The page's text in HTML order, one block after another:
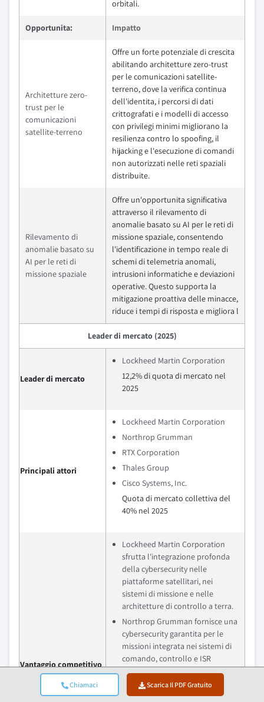
Chiamaci Scarica Il PDF Gratuito
orbitali.
Opportunita: Impatto
Architetture zero-
trust per le
comunicazioni
satellite-terreno
Offre un forte potenziale di crescita
abilitando architetture zero-trust
per le comunicazioni satellite-
terreno, dove la verifica continua
dell'identita, i percorsi di dati
crittografati e i modelli di accesso
con privilegi minimi migliorano la
resilienza contro lo spoofing, il
hijacking e l'esecuzione di comandi
non autorizzati nelle reti spaziali
distribuite.
Rilevamento di
anomalie basato su
AI per le reti di
missione spaziale
Offre un'opportunita significativa
attraverso il rilevamento di
anomalie basato su AI per le reti di
missione spaziale, consentendo
l'identificazione in tempo reale di
schemi di telemetria anomali,
intrusioni informatiche e deviazioni
operative. Questo supporta la
mitigazione proattiva delle minacce,
riduce i tempi di risposta e migliora l
Leader di mercato (2025)
Leader di mercato
Lockheed Martin Corporation
12,2% di quota di mercato nel
2025
Principali attori
Lockheed Martin Corporation
Northrop Grumman
RTX Corporation
Thales Group
Cisco Systems, Inc.
Quota di mercato collettiva del
40% nel 2025
Vantaggio competitivo
Lockheed Martin Corporation
sfrutta l'integrazione profonda
della cybersecurity nelle
piattaforme satellitari, nei
sistemi di missione e nelle
architetture di controllo a terra.
Northrop Grumman fornisce una
cybersecurity garantita per le
missioni integrata nei sistemi di
comando, controllo e ISR
spaziali, combinando resilienza
informatica, anti-jamming e
capacità di comunicazioni sicure.